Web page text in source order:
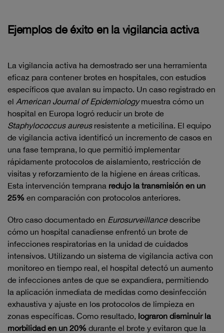
Ejemplos de éxito en la vigilancia activa
La vigilancia activa ha demostrado ser una herramienta
eficaz para contener brotes en hospitales, con estudios
específicos que avalan su impacto. Un caso registrado en
el American Journal of Epidemiologymuestra cómo un
hospital en Europa logró reducir un brote de
Staphylococcus aureusresistente a meticilina. El equipo
de vigilancia activa identificó un incremento de casos en
una fase temprana, lo que permitió implementar
rápidamente protocolos de aislamiento, restricción de
visitas y reforzamiento de la higiene en áreas críticas.
Esta intervención temprana redujo la transmisión en un
25% en comparación con protocolos anteriores.
Otro caso documentado en Eurosurveillancedescribe
cómo un hospital canadiense enfrentó un brote de
infecciones respiratorias en la unidad de cuidados
intensivos. Utilizando un sistema de vigilancia activa con
monitoreo en tiempo real, el hospital detectó un aumento
de infecciones antes de que se expandiera, permitiendo
la aplicación inmediata de medidas como desinfección
exhaustiva y ajuste en los protocolos de limpieza en
zonas específicas. Como resultado, lograron disminuir la
morbilidad en un 20% durante el brote y evitaron que la